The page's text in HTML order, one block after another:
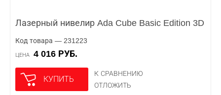
Лазерный нивелир Ada Cube Basic Edition 3D
Код товара — 231223
ЦЕНА 4 016 РУБ.
КУПИТЬ
К СРАВНЕНИЮ
ОТЛОЖИТЬ